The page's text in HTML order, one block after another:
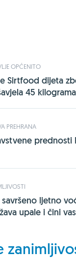
OPĆENITO
Sirtfood dijeta
45 kilograma
PREHRANA
prednosti
ljetno
upale i čini